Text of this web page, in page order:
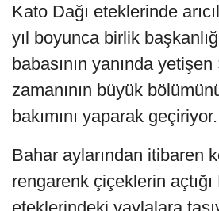
Kato Dağı eteklerinde
yıl boyunca birlik
babasının yanında
zamanının büyük
bakımını yaparak geçiriyor.
Bahar aylarından itibaren
rengarenk çiçeklerin açtığı